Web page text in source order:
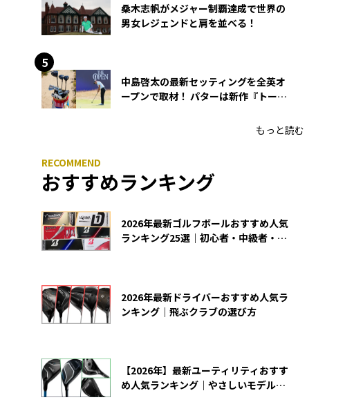
桑木志帆がメジャー制覇達成で世界の
男女レジェンドと肩を並べる！
中島啓太の最新セッティングを全英オ
ープンで取材！ パターは新作『トーチ
もっと読む
おすすめランキング
2026年最新ゴルフボールおすすめ人気
ランキング25選｜初心者・中級者・上
2026年最新ドライバーおすすめ人気ラ
ンキング｜飛ぶクラブの選び方
【2026年】最新ユーティリティおすす
め人気ランキング｜やさしいモデルの